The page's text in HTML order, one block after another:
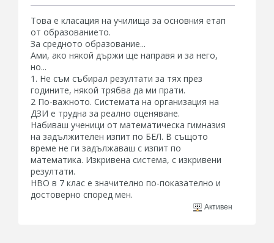
Това е класация на училища за основния етап
от образованието.
За средното образование...
Ами, ако някой държи ще направя и за него,
но...
1. Не съм събирал резултати за тях през
годините, някой трябва да ми прати.
2 По-важното. Системата на организация на
ДЗИ е трудна за реално оценяване.
Набиваш ученици от математическа гимназия
на задължителен изпит по БЕЛ. В същото
време не ги задължаваш с изпит по
математика. Изкривена система, с изкривени
резултати.
НВО в 7 клас е значително по-показателно и
достоверно според мен.
Активен